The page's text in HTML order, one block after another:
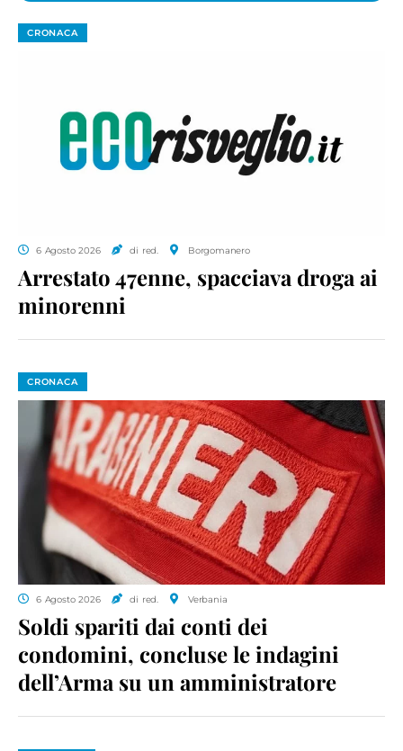
CRONACA
6 Agosto 2026 di red. Borgomanero
Arrestato 47enne, spacciava droga ai
minorenni
CRONACA
6 Agosto 2026 di red. Verbania
Soldi spariti dai conti dei
condomini, concluse le indagini
dell’Arma su un amministratore